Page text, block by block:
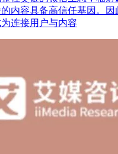
内容具备高信任基因。
连接用户与内容